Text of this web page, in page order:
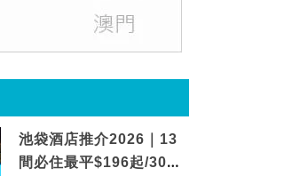
池袋酒店推介2026｜13
間必住最平$196起/30秒